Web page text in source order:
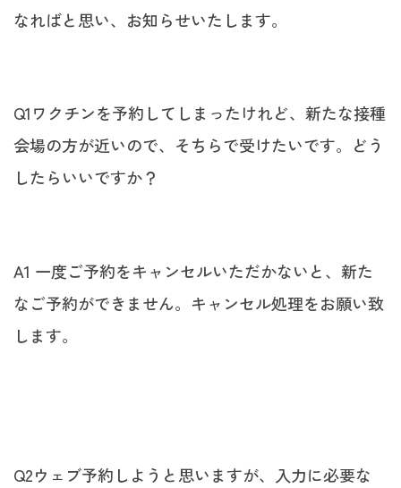
なればと思い、お知らせいたします。
Q1ワクチンを予約してしまったけれど、新たな接種
会場の方が近いので、そちらで受けたいです。どう
したらいいですか？
A1 一度ご予約をキャンセルいただかないと、新た
なご予約ができません。キャンセル処理をお願い致
します。
Q2ウェブ予約しようと思いますが、入力に必要な